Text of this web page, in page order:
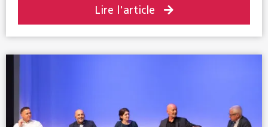
Lire l'article